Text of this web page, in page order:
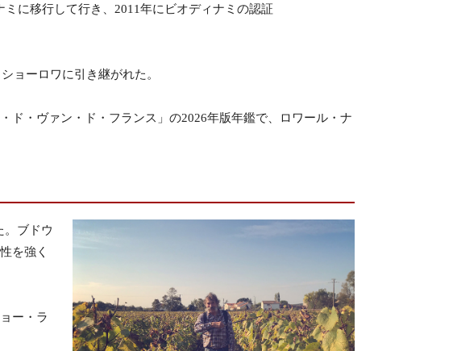
に移行して行き、2011年にビオディナミの認証
ョーロワに引き継がれた。
ド・ヴァン・ド・フランス」の2026年版年鑑で、ロワール・ナ
。ブドウ
を強く
ー・ラ